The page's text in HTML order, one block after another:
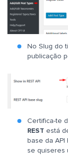
No Slug do
publicação
Certifica-te
REST está
base da
se quiseres